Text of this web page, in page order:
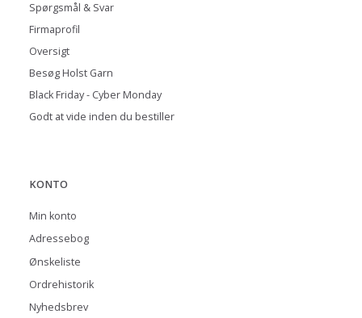
Spørgsmål & Svar
Firmaprofil
Oversigt
Besøg Holst Garn
Black Friday - Cyber Monday
Godt at vide inden du bestiller
KONTO
Min konto
Adressebog
Ønskeliste
Ordrehistorik
Nyhedsbrev